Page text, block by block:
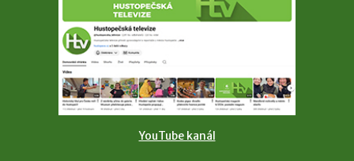
YouTube kanál